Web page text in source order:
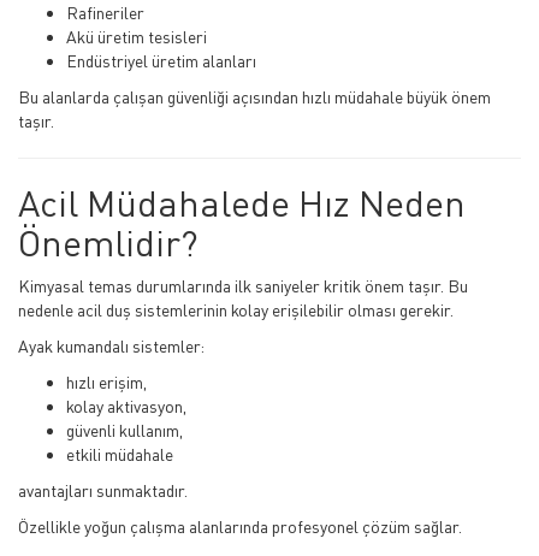
Rafineriler
Akü üretim tesisleri
Endüstriyel üretim alanları
Bu alanlarda çalışan güvenliği açısından hızlı müdahale büyük önem
taşır.
Acil Müdahalede Hız Neden
Önemlidir?
Kimyasal temas durumlarında ilk saniyeler kritik önem taşır. Bu
nedenle acil duş sistemlerinin kolay erişilebilir olması gerekir.
Ayak kumandalı sistemler:
hızlı erişim,
kolay aktivasyon,
güvenli kullanım,
etkili müdahale
avantajları sunmaktadır.
Özellikle yoğun çalışma alanlarında profesyonel çözüm sağlar.